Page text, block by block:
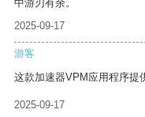
中游刃有余。
2025-09-17
游客
这款加速器VPM应用程序提
2025-09-17